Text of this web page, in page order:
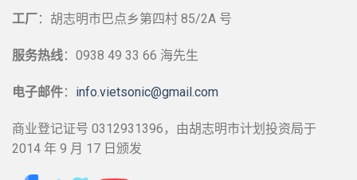
工厂：胡志明市巴点乡第四村 85/2A 号
服务热线：0938 49 33 66 海先生
电子邮件： info.vietsonic@gmail.com
商业登记证号 0312931396，由胡志明市计划投资局于
2014 年 9 月 17 日颁发